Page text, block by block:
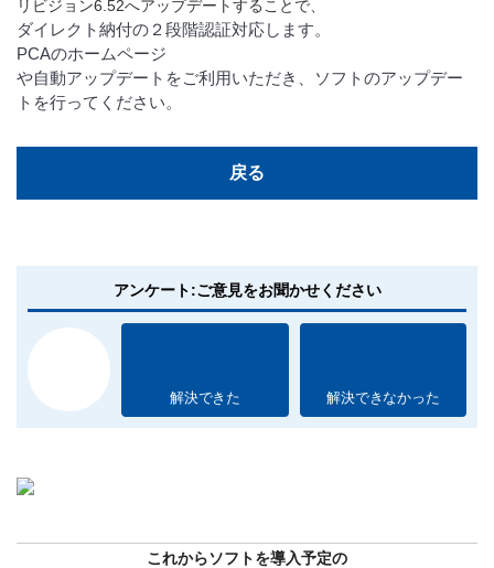
リビジョン6.52へアップデートすることで、
ダイレクト納付の２段階認証対応します。
PCAのホームページ
や自動アップデートをご利用いただき、ソフトのアップデー
トを行ってください。
戻る
アンケート:ご意見をお聞かせください
解決できた 解決できなかった
これからソフトを導入予定の